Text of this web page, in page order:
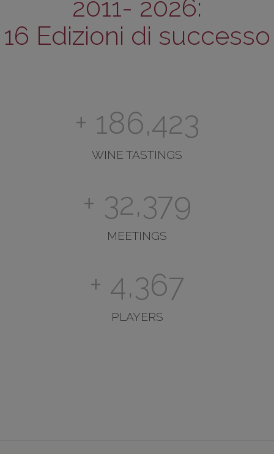
2011- 2026:
16 Edizioni di successo
+226,421
WINE TASTINGS
+ 39,326
MEETINGS
+ 5,304
PLAYERS